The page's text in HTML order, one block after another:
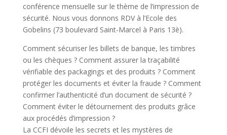
conférence mensuelle sur le thème de l’impression de
sécurité. Nous vous donnons RDV à l’Ecole des
Gobelins (73 boulevard Saint-Marcel à Paris 13è).
Comment sécuriser les billets de banque, les timbres
ou les chèques ? Comment assurer la traçabilité
vérifiable des packagings et des produits ? Comment
protéger les documents et éviter la fraude ? Comment
confirmer l’authenticité d’un document de sécurité ?
Comment éviter le détournement des produits grâce
aux procédés d’impression ?
La CCFI dévoile les secrets et les mystères de